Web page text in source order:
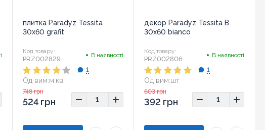
плитка Paradyz Tessita
30x60 grafit
Код товару:
PRZ002829 В наявності
Од вим:м.кв.
Розмір:
1
748 грн
524 грн
декор Paradyz Tessita B
30x60 bianco
Код товару:
PRZ002806 В наявності
Од вим:шт
Розмір:
1
603 грн
392 грн